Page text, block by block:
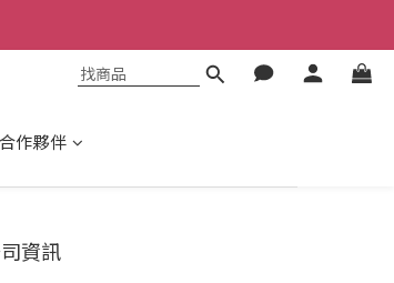
合作夥伴
資訊